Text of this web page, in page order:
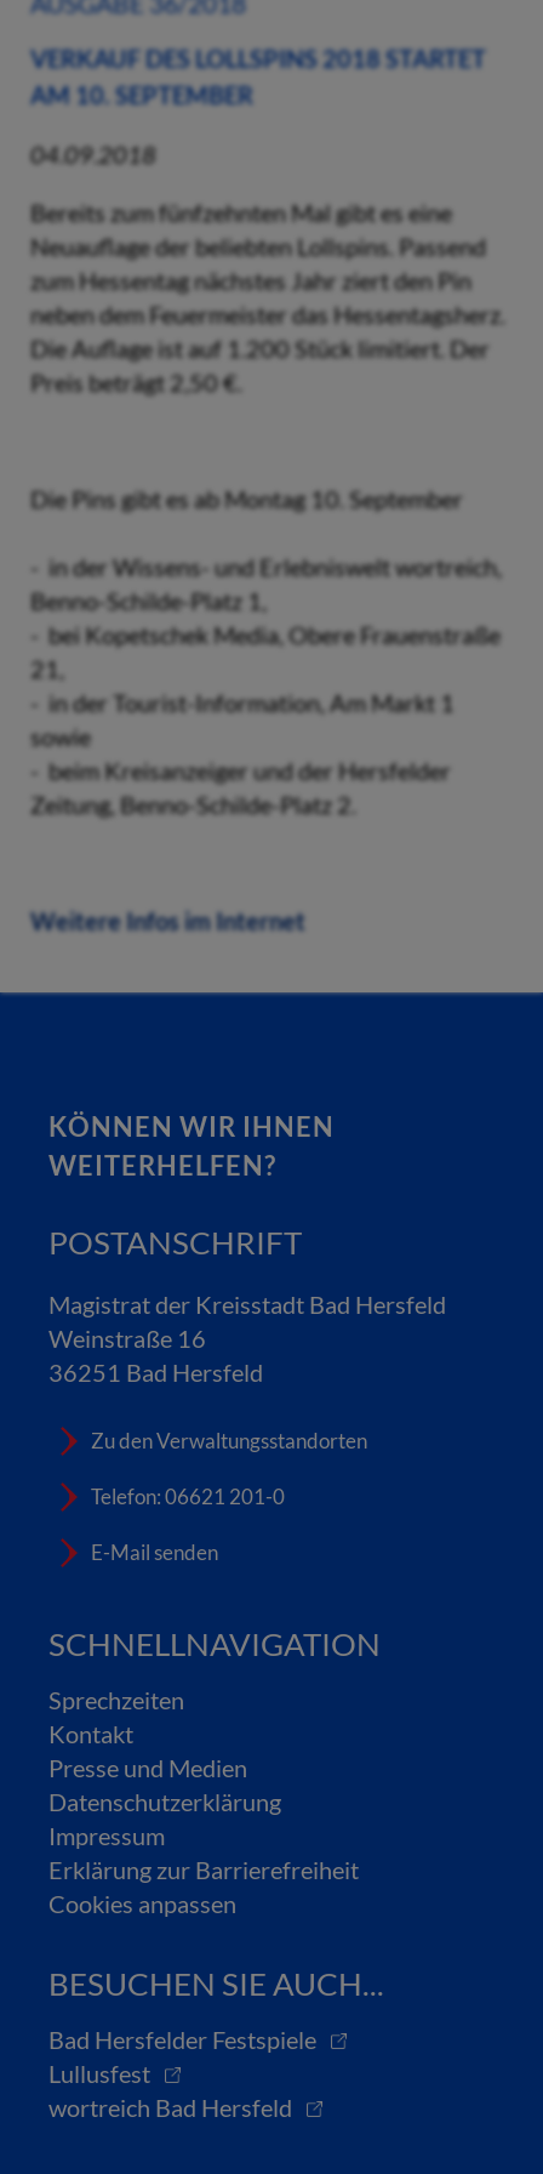
VERKAUF DES LOLLSPINS 2018 STARTET
AM 10. SEPTEMBER
04.09.2018
Bereits zum fünfzehnten Mal gibt es eine
Neuauflage der beliebten Lollspins. Passend
zum Hessentag nächstes Jahr ziert den Pin
neben dem Feuermeister das Hessentagsherz.
Die Auflage ist auf 1.200 Stück limitiert. Der
Preis beträgt 2,50 €.
Die Pins gibt es ab Montag 10. September
- in der Wissens- und Erlebniswelt wortreich,
Benno-Schilde-Platz 1,
- bei Kopetschek Media, Obere Frauenstraße
21,
- in der Tourist-Information, Am Markt 1
sowie
- beim Kreisanzeiger und der Hersfelder
Zeitung, Benno-Schilde-Platz 2.
Weitere Infos im Internet
KÖNNEN WIR IHNEN
WEITERHELFEN?
POSTANSCHRIFT
Magistrat der Kreisstadt Bad Hersfeld
Weinstraße 16
36251 Bad Hersfeld
Zu den Verwaltungsstandorten
Telefon: 06621 201-0
E-Mail senden
SCHNELLNAVIGATION
Sprechzeiten
Kontakt
Presse und Medien
Datenschutzerklärung
Impressum
Erklärung zur Barrierefreiheit
Cookies anpassen
BESUCHEN SIE AUCH...
Bad Hersfelder Festspiele
Lullusfest
wortreich Bad Hersfeld